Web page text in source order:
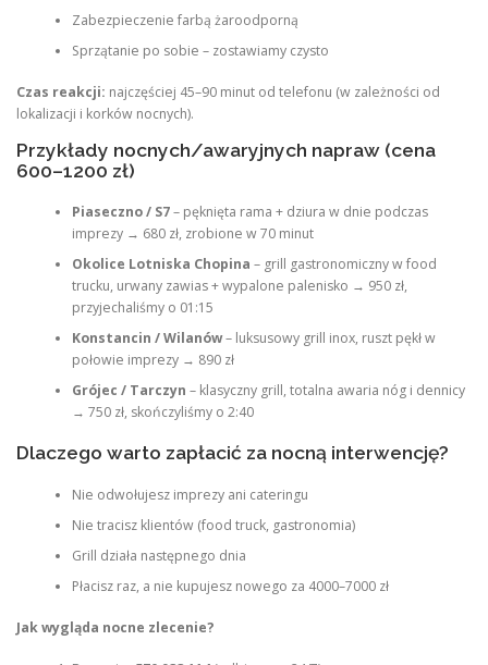
Zabezpieczenie farbą żaroodporną
Sprzątanie po sobie – zostawiamy czysto
Czas reakcji: najczęściej 45–90 minut od telefonu (w zależności od
lokalizacji i korków nocnych).
Przykłady nocnych/awaryjnych napraw (cena
600–1200 zł)
Piaseczno / S7– pęknięta rama + dziura w dnie podczas
imprezy → 680 zł, zrobione w 70 minut
Okolice Lotniska Chopina – grill gastronomiczny w food
trucku, urwany zawias + wypalone palenisko → 950 zł,
przyjechaliśmy o 01:15
Konstancin / Wilanów– luksusowy grill inox, ruszt pękł w
połowie imprezy → 890 zł
Grójec / Tarczyn – klasyczny grill, totalna awaria nóg i dennicy
→ 750 zł, skończyliśmy o 2:40
Dlaczego warto zapłacić za nocną interwencję?
Nie odwołujesz imprezy ani cateringu
Nie tracisz klientów (food truck, gastronomia)
Grill działa następnego dnia
Płacisz raz, a nie kupujesz nowego za 4000–7000 zł
Jak wygląda nocne zlecenie?